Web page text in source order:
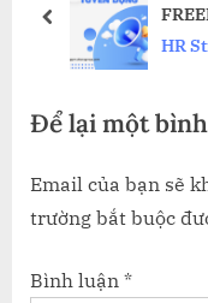
o
:
HR
prev
Để lại một
Email của bạn sẽ
trường bắt buộc
Bình luận *